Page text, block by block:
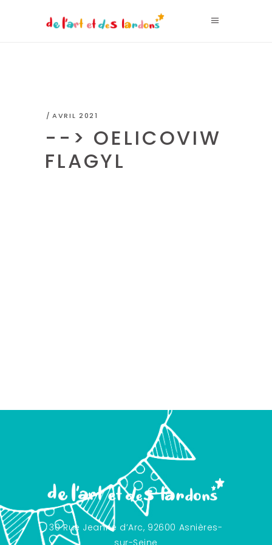
AVRIL 2021
--> OELICOVIW
FLAGYL
30 Rue Jeanne d’Arc, 92600 Asnières-